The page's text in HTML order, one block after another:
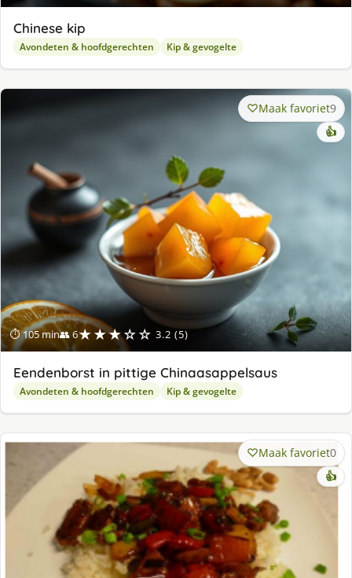
Chinese kip
Avondeten & hoofdgerechten Kip & gevogelte
⏱ 105 min👥 6★★★☆☆ 3.2 (5)
Maak favoriet9
👍
Eendenborst in pittige Chinaasappelsaus
Avondeten & hoofdgerechten Kip & gevogelte
Maak favoriet0
👍